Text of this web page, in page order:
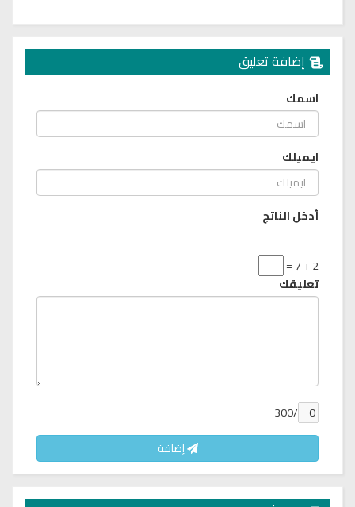
إضافة تعليق
اسمك
ايميلك
أدخل الناتج
2 + 7 =
تعليقك
/300
إضافة